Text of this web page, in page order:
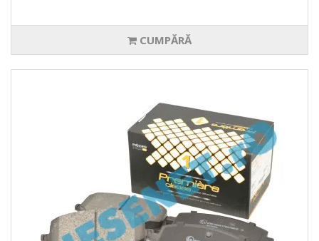
CUMPĂRĂ